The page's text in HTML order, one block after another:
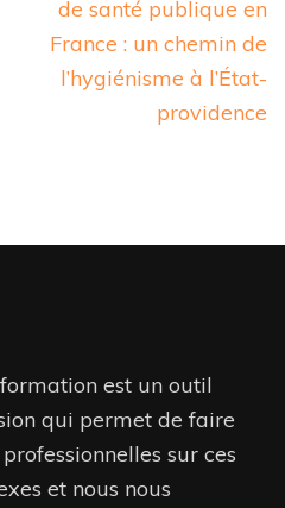
de santé publique en
France : un chemin de
l’hygiénisme à l’État-
providence
est un outil
qui permet de faire
sur ces
et nous nous